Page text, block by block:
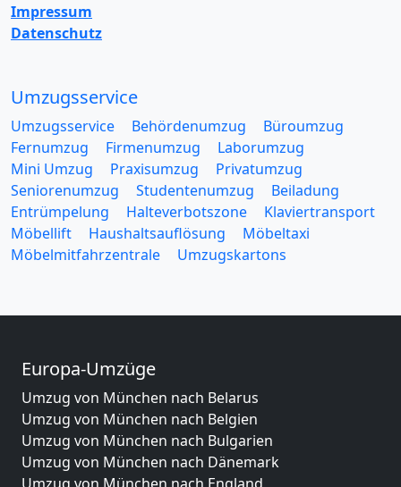
Impressum
Datenschutz
Umzugsservice
Umzugsservice Behördenumzug
Büroumzug
Fernumzug
Firmenumzug
Laborumzug
Mini Umzug
Praxisumzug
Privatumzug
Seniorenumzug
Studentenumzug
Beiladung
Entrümpelung
Halteverbotszone
Klaviertransport
Möbellift
Haushaltsauflösung
Möbeltaxi
Möbelmitfahrzentrale
Umzugskartons
Europa-Umzüge
Umzug von München nach Belarus
Umzug von München nach Belgien
Umzug von München nach Bulgarien
Umzug von München nach Dänemark
Umzug von München nach England